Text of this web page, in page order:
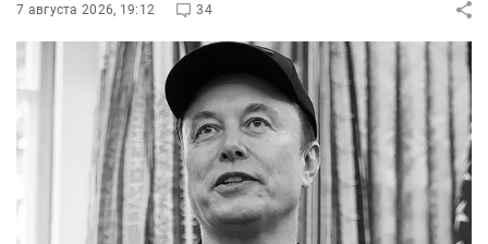
7 августа 2026, 19:12 34